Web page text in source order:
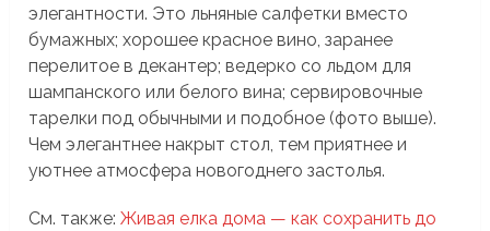
элегантности. Это льняные салфетки вместо
бумажных; хорошее красное вино, заранее
перелитое в декантер; ведерко со льдом для
шампанского или белого вина; сервировочные
тарелки под обычными и подобное (фото выше).
Чем элегантнее накрыт стол, тем приятнее и
уютнее атмосфера новогоднего застолья.
См. также:Живая елка дома — как сохранить до